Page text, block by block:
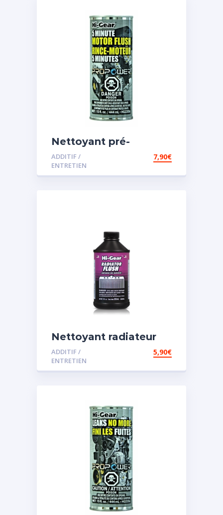
Nettoyant pré-
vidange
ADDITIF /
ENTRETIEN
7,90€
Nettoyant radiateur
ADDITIF /
ENTRETIEN
5,90€